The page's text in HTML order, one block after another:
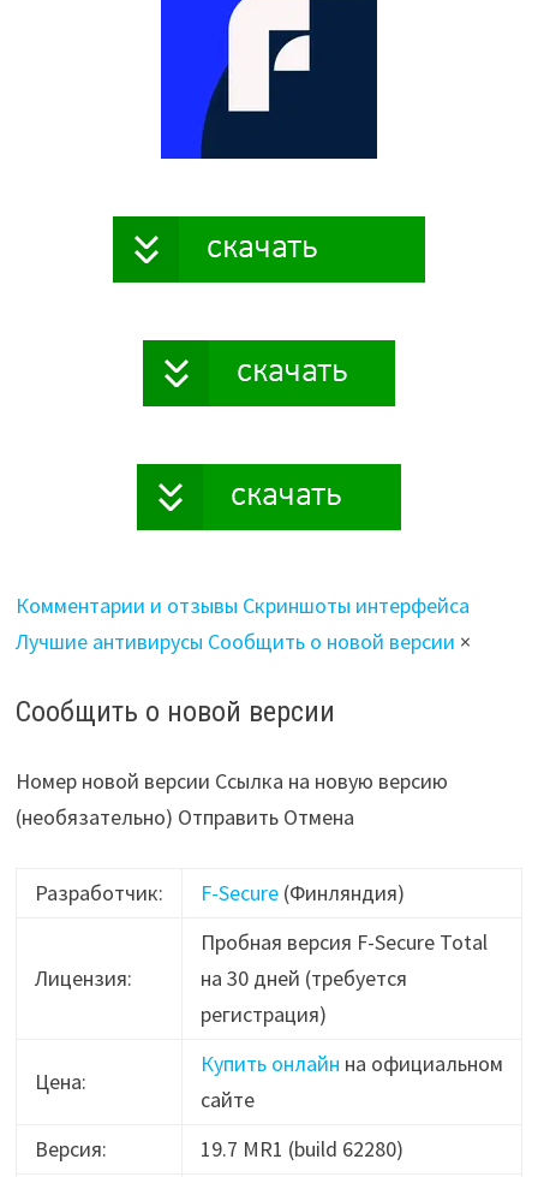
Комментарии и отзывы Скриншоты интерфейса
Лучшие антивирусы Сообщить о новой версии ×
Сообщить о новой версии
Номер новой версии Ссылка на новую версию
(необязательно) Отправить Отмена
Разработчик: F-Secure(Финляндия)
Лицензия:
Пробная версия F-Secure Total
на 30 дней (требуется
регистрация)
Цена:
Купить онлайн на официальном
сайте
Версия:
19.7 MR1 (build 62280)